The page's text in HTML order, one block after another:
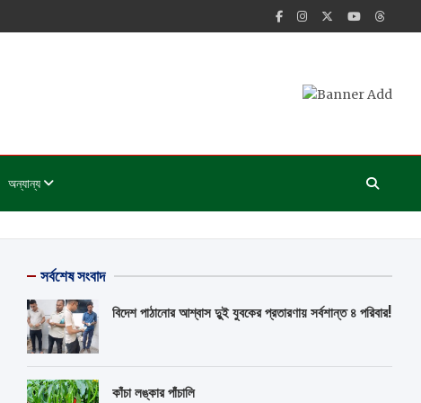
অন্যান্য
সর্বশেষ সংবাদ
বিদেশ পাঠানোর আশ্বাস দুুই যুবকের প্রতারণায় সর্বশান্ত ৪ পরিবার!
কাঁচা লঙ্কার পাঁচালি